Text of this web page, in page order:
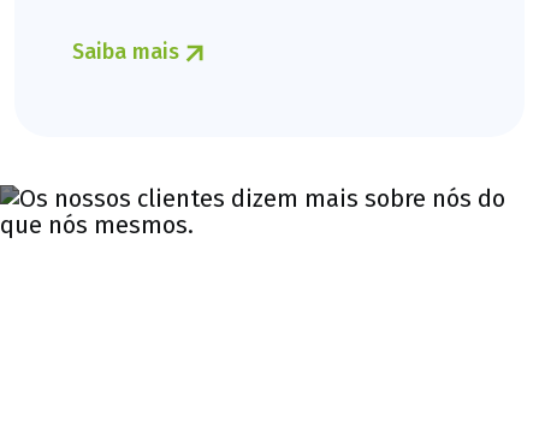
Saiba mais